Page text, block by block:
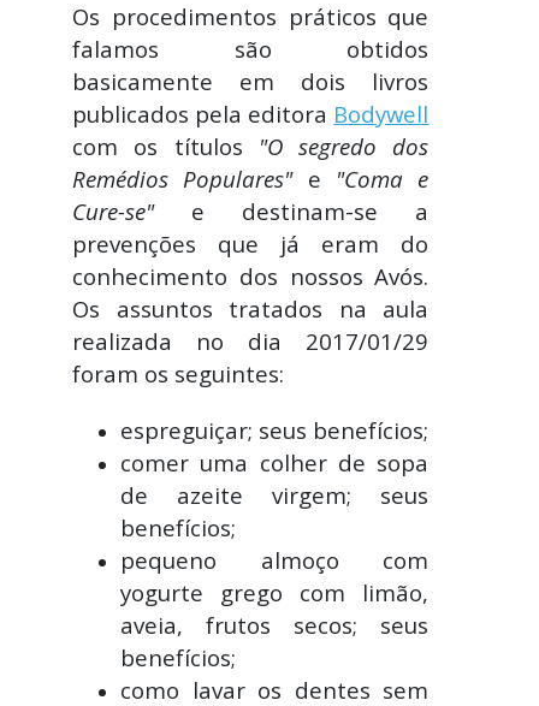
Os procedimentos práticos que
falamos são obtidos
basicamente em dois livros
publicados pela editora Bodywell
com os títulos "O segredo dos
Remédios Populares"e "Coma e
Cure-se"e destinam-se a
prevenções que já eram do
conhecimento dos nossos Avós.
Os assuntos tratados na aula
realizada no dia 2017/01/29
foram os seguintes:
espreguiçar; seus benefícios;
comer uma colher de sopa
de azeite virgem; seus
benefícios;
pequeno almoço com
yogurte grego com limão,
aveia, frutos secos; seus
benefícios;
como lavar os dentes sem